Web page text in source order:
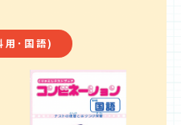
用･国語)